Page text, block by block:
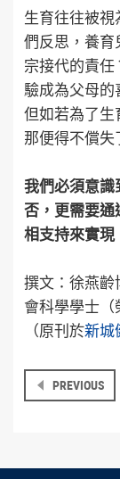
生育往往被
們反思，養
宗接代的責
驗成為父母的
但如若為了生
那便得不償失
我們必須意
否，更需要
相支持來實現
撰文：徐燕齡
會科學學士（
（原刊於新城
PREVIOUS